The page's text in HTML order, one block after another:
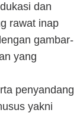
dan
rawat inap
gambar-
yang
penyandang
yakni